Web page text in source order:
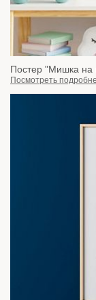
Постер "Мишка на
Посмотреть